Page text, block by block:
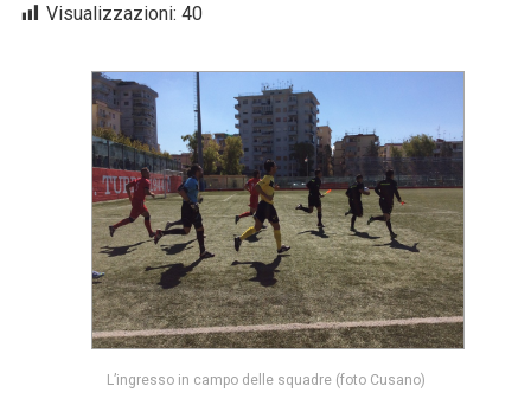
Visualizzazioni: 40
L’ingresso in campo delle squadre (foto Cusano)